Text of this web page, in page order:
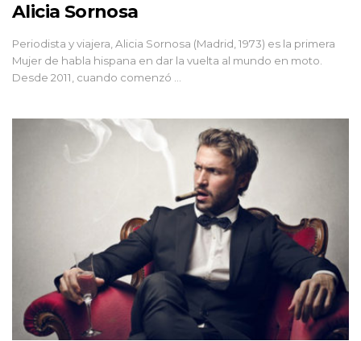
Alicia Sornosa
Periodista y viajera, Alicia Sornosa (Madrid, 1973) es la primera
Mujer de habla hispana en dar la vuelta al mundo en moto.
Desde 2011, cuando comenzó …